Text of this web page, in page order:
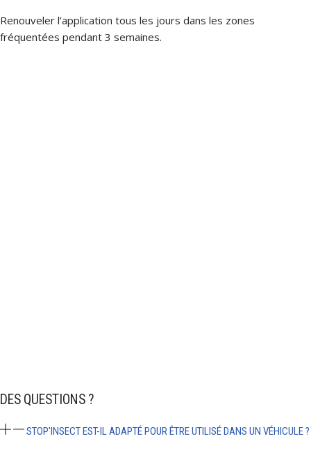
Renouveler l’application tous les jours dans les zones
fréquentées pendant 3 semaines.​
DES QUESTIONS ?
STOP'INSECT EST-IL ADAPTÉ POUR ÊTRE UTILISÉ DANS UN VÉHICULE ?